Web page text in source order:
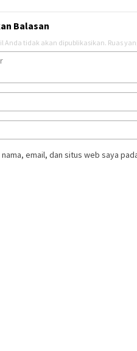
Balasan
Anda tidak akan dipublikasikan. Ruas
nama, email, dan situs web saya